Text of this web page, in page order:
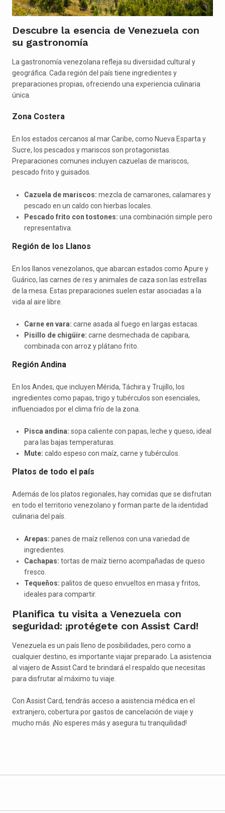
Descubre la esencia de Venezuela con
su gastronomía
La gastronomía venezolana refleja su diversidad cultural y
geográfica. Cada región del país tiene ingredientes y
preparaciones propias, ofreciendo una experiencia culinaria
única.
Zona Costera
En los estados cercanos al mar Caribe, como Nueva Esparta y
Sucre, los pescados y mariscos son protagonistas.
Preparaciones comunes incluyen cazuelas de mariscos,
pescado frito y guisados.
Cazuela de mariscos: mezcla de camarones, calamares y
pescado en un caldo con hierbas locales.
Pescado frito con tostones: una combinación simple pero
representativa.
Región de los Llanos
En los llanos venezolanos, que abarcan estados como Apure y
Guárico, las carnes de res y animales de caza son las estrellas
de la mesa. Estas preparaciones suelen estar asociadas a la
vida al aire libre.
Carne en vara: carne asada al fuego en largas estacas.
Pisillo de chigüire: carne desmechada de capibara,
combinada con arroz y plátano frito.
Región Andina
En los Andes, que incluyen Mérida, Táchira y Trujillo, los
ingredientes como papas, trigo y tubérculos son esenciales,
influenciados por el clima frío de la zona.
Pisca andina: sopa caliente con papas, leche y queso, ideal
para las bajas temperaturas.
Mute: caldo espeso con maíz, carne y tubérculos.
Platos de todo el país
Además de los platos regionales, hay comidas que se disfrutan
en todo el territorio venezolano y forman parte de la identidad
culinaria del país.
Arepas: panes de maíz rellenos con una variedad de
ingredientes.
Cachapas: tortas de maíz tierno acompañadas de queso
fresco.
Tequeños: palitos de queso envueltos en masa y fritos,
ideales para compartir.
Planifica tu visita a Venezuela con
seguridad: ¡protégete con Assist Card!
Venezuela es un país lleno de posibilidades, pero como a
cualquier destino, es importante viajar preparado. La asistencia
al viajero de Assist Card te brindará el respaldo que necesitas
para disfrutar al máximo tu viaje.
Con Assist Card, tendrás acceso a asistencia médica en el
extranjero, cobertura por gastos de cancelación de viaje y
mucho más. ¡No esperes más y asegura tu tranquilidad!